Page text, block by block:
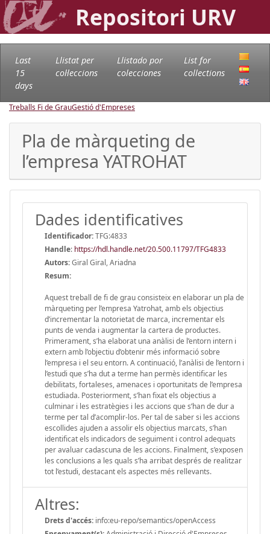
Repositori URV
Last
15
days
Llistat per
col·leccions
Llistado por
colecciones
List for
collections
Treballs Fi de GrauGestió d'Empreses
Pla de màrqueting de
l’empresa YATROHAT
Dades identificatives
Identificador:TFG:4833
Handle: https://hdl.handle.net/20.500.11797/TFG4833
Autors:Giral Giral, Ariadna
Resum:
Aquest treball de fi de grau consisteix en elaborar un pla de
màrqueting per l’empresa Yatrohat, amb els objectius
d’incrementar la notorietat de marca, incrementar els
punts de venda i augmentar la cartera de productes.
Primerament, s’ha elaborat una anàlisi de l’entorn intern i
extern amb l’objectiu d’obtenir més informació sobre
l’empresa i el seu entorn. A continuació, l’anàlisi de l’entorn i
l’estudi que s’ha dut a terme han permès identificar les
debilitats, fortaleses, amenaces i oportunitats de l’empresa
estudiada. Posteriorment, s’han fixat els objectius a
culminar i les estratègies i les accions que s’han de dur a
terme per tal d’acomplir-los. Per tal de saber si les accions
escollides ajuden a assolir els objectius marcats, s’han
identificat els indicadors de seguiment i control adequats
per avaluar cadascuna de les accions. Finalment, s’exposen
les conclusions a les quals s’ha arribat després de realitzar
tot l’estudi, destacant els aspectes més rellevants.
Altres:
Drets d'accés: info:eu-repo/semantics/openAccess